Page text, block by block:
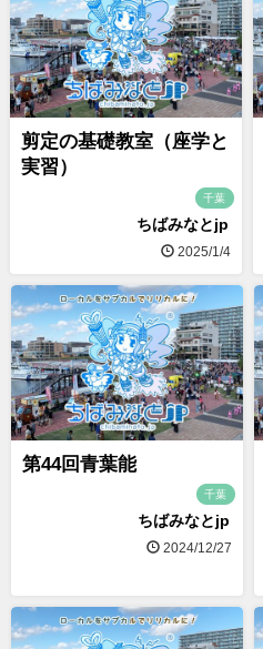
剪定の基礎教室（座学と
実習）
千葉
ちばみなとjp
2025/1/4
第44回青葉能
千葉
ちばみなとjp
2024/12/27